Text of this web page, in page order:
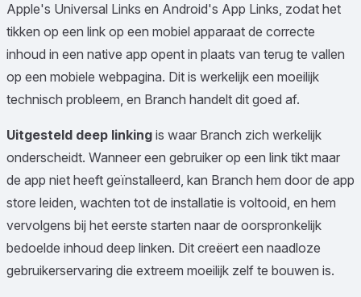
Apple's Universal Links en Android's App Links, zodat het
tikken op een link op een mobiel apparaat de correcte
inhoud in een native app opent in plaats van terug te vallen
op een mobiele webpagina. Dit is werkelijk een moeilijk
technisch probleem, en Branch handelt dit goed af.
Uitgesteld deep linking is waar Branch zich werkelijk
onderscheidt. Wanneer een gebruiker op een link tikt maar
de app niet heeft geïnstalleerd, kan Branch hem door de app
store leiden, wachten tot de installatie is voltooid, en hem
vervolgens bij het eerste starten naar de oorspronkelijk
bedoelde inhoud deep linken. Dit creëert een naadloze
gebruikerservaring die extreem moeilijk zelf te bouwen is.